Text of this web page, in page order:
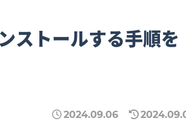
ストールする手順を
2024.09.06